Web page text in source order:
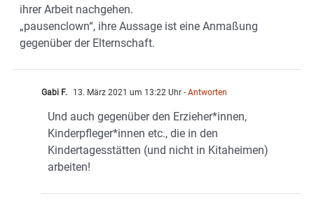
ihrer Arbeit nachgehen.
„pausenclown“, ihre Aussage ist eine Anmaßung
gegenüber der Elternschaft.
Gabi F. 13. März 2021 um 13:22 Uhr - Antworten
Und auch gegenüber den Erzieher*innen,
Kinderpfleger*innen etc., die in den
Kindertagesstätten (und nicht in Kitaheimen)
arbeiten!